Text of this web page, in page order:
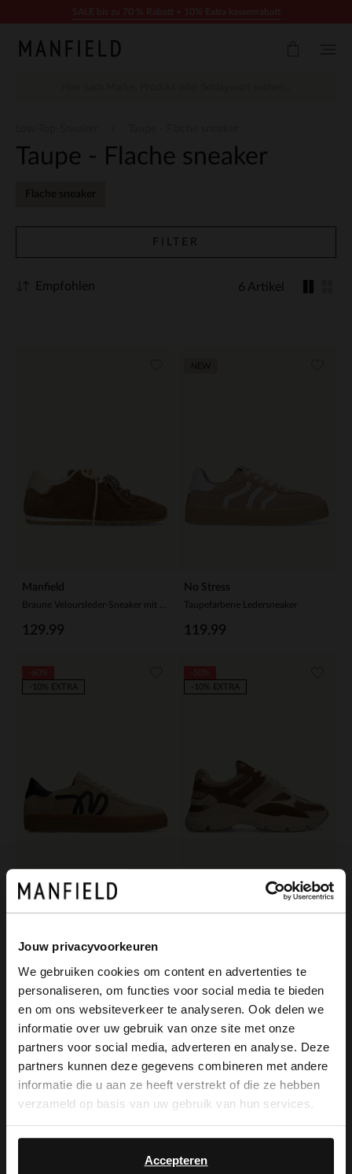
Jouw privacyvoorkeuren
We gebruiken cookies om content en advertenties te
personaliseren, om functies voor social media te bieden
en om ons websiteverkeer te analyseren. Ook delen we
informatie over uw gebruik van onze site met onze
partners voor social media, adverteren en analyse. Deze
partners kunnen deze gegevens combineren met andere
informatie die u aan ze heeft verstrekt of die ze hebben
verzameld op basis van uw gebruik van hun services.
Accepteren
Taupe - Flache sneaker
Flache sneaker
FILTER
6 Artikel
Empfohlen
Manfield
129.99
No Stress
Taupefarbene Ledersneaker
119.99
Manfield
Taupefarbene Veloursleder-Sneaker
-10% EXTRA
Taupefarbene Veloursleder-Sneaker
-10% EXTRA
-50%
-10% EXTRA
×
View this website in English?
It looks like your language isn't Dutch. Would
you like to switch to English?
English